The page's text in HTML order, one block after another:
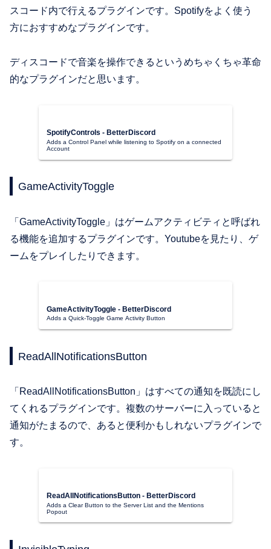
スコード内で行えるプラグインです。Spotifyをよく使う
方におすすめなプラグインです。
ディスコードで音楽を操作できるというめちゃくちゃ革命
的なプラグインだと思います。
SpotifyControls - BetterDiscord
Adds a Control Panel while listening to Spotify on a connected
Account
GameActivityToggle
「GameActivityToggle」はゲームアクティビティと呼ばれ
る機能を追加するプラグインです。Youtubeを見たり、ゲ
ームをプレイしたりできます。
GameActivityToggle - BetterDiscord
Adds a Quick-Toggle Game Activity Button
ReadAllNotificationsButton
「ReadAllNotificationsButton」はすべての通知を既読にし
てくれるプラグインです。複数のサーバーに入っていると
通知がたまるので、あると便利かもしれないプラグインで
す。
ReadAllNotificationsButton - BetterDiscord
Adds a Clear Button to the Server List and the Mentions
Popout